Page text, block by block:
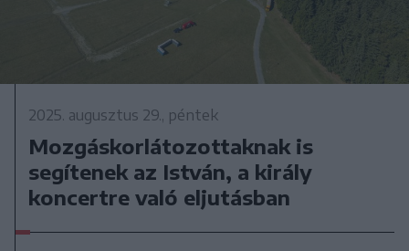
2025. augusztus 29., péntek
Mozgáskorlátozottaknak is
segítenek az István, a király
koncertre való eljutásban